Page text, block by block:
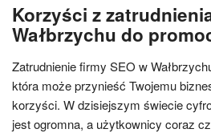
Korzyści z
Wałbrzychu do
Zatrudnienie firmy SEO w
która może przynieść Twojemu
korzyści. W dzisiejszym świecie
jest ogromna, a użytkownicy coraz